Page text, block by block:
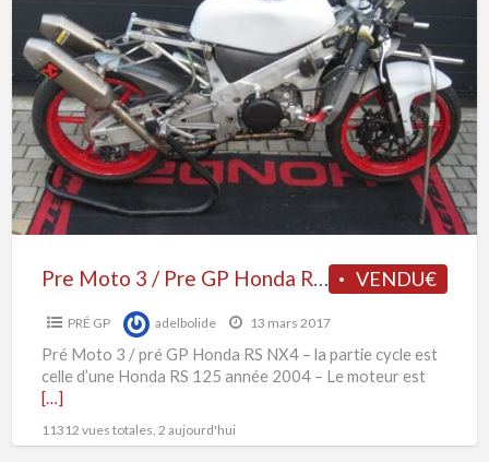
Moto
/
Pre
GP
Honda
RS
NX4
VENDU€
Pre Moto 3 / Pre GP Honda RS NX4
PRÉ GP adelbolide 13 mars 2017
Pré Moto 3 / pré GP Honda RS NX4 – la partie cycle est
celle d’une Honda RS 125 année 2004 – Le moteur est
[…]
11312 vues totales, 2 aujourd'hui